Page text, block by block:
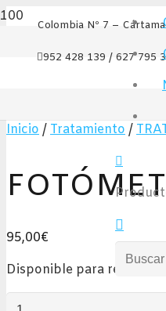
Colombia Nº 7 –
952 428 139 / 627 795
Inicio / Tratamiento /
95,00€
Disponible para reserva
FOTÓMETRO